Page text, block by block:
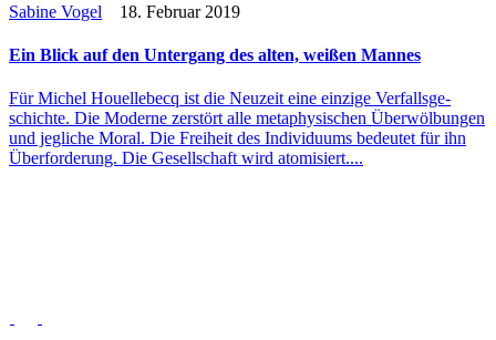
Sabine Vogel 18. Februar 2019
Ein Blick auf den Unter­gang des alten, weißen Mannes
Für Michel Hou­el­le­becq ist die Neuzeit eine einzige Ver­falls­ge­
schichte. Die Moderne zer­stört alle meta­phy­si­schen Über­wöl­bun­gen
und jeg­li­che Moral. Die Frei­heit des Indi­vi­du­ums bedeu­tet für ihn
Über­for­de­rung. Die Gesell­schaft wird atomisiert....